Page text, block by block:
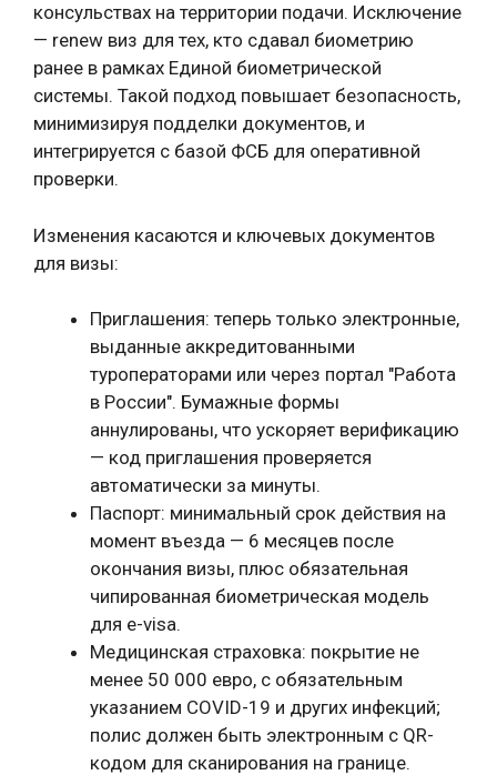
консульствах на территории подачи. Исключение
— renew виз для тех, кто сдавал биометрию
ранее в рамках Единой биометрической
системы. Такой подход повышает безопасность,
минимизируя подделки документов, и
интегрируется с базой ФСБ для оперативной
проверки.
Изменения касаются и ключевых документов
для визы:
Приглашения: теперь только электронные,
выданные аккредитованными
туроператорами или через портал "Работа
в России". Бумажные формы
аннулированы, что ускоряет верификацию
— код приглашения проверяется
автоматически за минуты.
Паспорт: минимальный срок действия на
момент въезда — 6 месяцев после
окончания визы, плюс обязательная
чипированная биометрическая модель
для e-visa.
Медицинская страховка: покрытие не
менее 50 000 евро, с обязательным
указанием COVID-19 и других инфекций;
полис должен быть электронным с QR-
кодом для сканирования на границе.